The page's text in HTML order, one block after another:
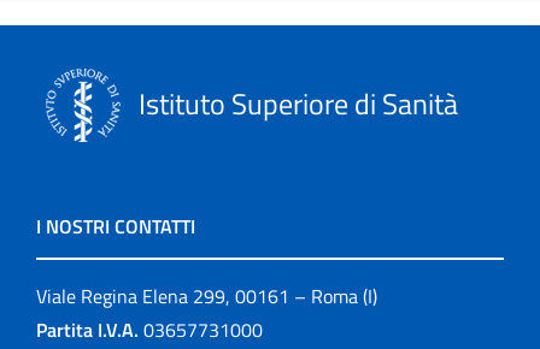
Istituto Superiore di Sanità
I NOSTRI CONTATTI
Viale Regina Elena 299, 00161 – Roma (I)
Partita I.V.A. 03657731000